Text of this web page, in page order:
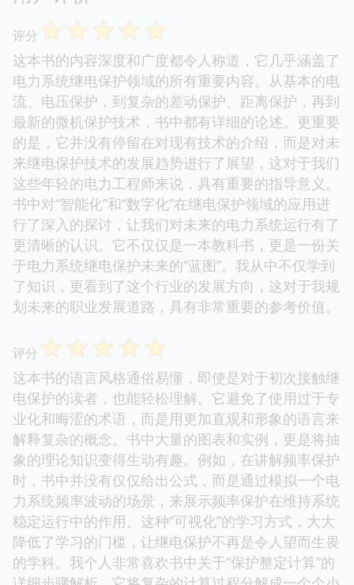
评分 ☆☆☆☆☆
这本书的内容深度和广度都令人称道，它几乎涵盖了
电力系统继电保护领域的所有重要内容。从基本的电
流、电压保护，到复杂的差动保护、距离保护，再到
最新的微机保护技术，书中都有详细的论述。更重要
的是，它并没有停留在对现有技术的介绍，而是对未
来继电保护技术的发展趋势进行了展望，这对于我们
这些年轻的电力工程师来说，具有重要的指导意义。
书中对“智能化”和“数字化”在继电保护领域的应用进
行了深入的探讨，让我们对未来的电力系统运行有了
更清晰的认识。它不仅仅是一本教科书，更是一份关
于电力系统继电保护未来的“蓝图”。我从中不仅学到
了知识，更看到了这个行业的发展方向，这对于我规
划未来的职业发展道路，具有非常重要的参考价值。
评分 ☆☆☆☆☆
这本书的语言风格通俗易懂，即使是对于初次接触继
电保护的读者，也能轻松理解。它避免了使用过于专
业化和晦涩的术语，而是用更加直观和形象的语言来
解释复杂的概念。书中大量的图表和实例，更是将抽
象的理论知识变得生动有趣。例如，在讲解频率保护
时，书中并没有仅仅给出公式，而是通过模拟一个电
力系统频率波动的场景，来展示频率保护在维持系统
稳定运行中的作用。这种“可视化”的学习方式，大大
降低了学习的门槛，让继电保护不再是令人望而生畏
的学科。我个人非常喜欢书中关于“保护整定计算”的